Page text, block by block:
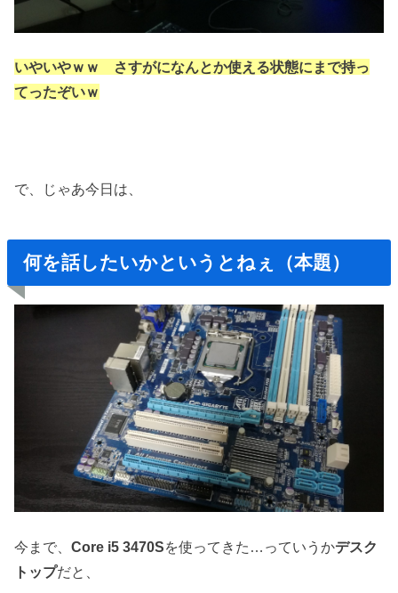
いやいやｗｗ さすがになんとか使える状態にまで持っ
てったぞいｗ
で、じゃあ今日は、
何を話したいかというとねぇ（本題）
今まで、Core i5 3470Sを使ってきた…っていうかデスク
トップだと、